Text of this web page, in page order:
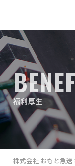
福利厚生
株式会社 おもと急送